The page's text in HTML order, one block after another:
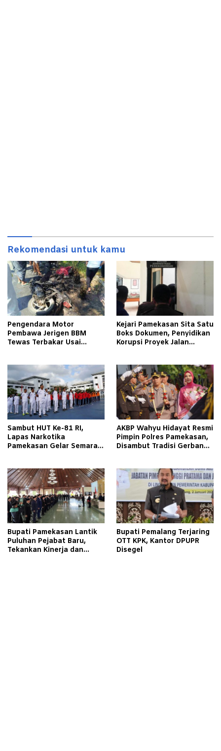
Rekomendasi untuk kamu
Pengendara Motor
Pembawa Jerigen BBM
Tewas Terbakar Usai
Pamekasan
Kejari Pamekasan Sita Satu
Boks Dokumen, Penyidikan
Korupsi Proyek Jalan
Sambut HUT Ke-81 RI,
Lapas Narkotika
Pamekasan Gelar Semarak
AKBP Wahyu Hidayat Resmi
Pimpin Polres Pamekasan,
Disambut Tradisi Gerbang
Bupati Pamekasan Lantik
Puluhan Pejabat Baru,
Tekankan Kinerja dan
Bupati Pemalang Terjaring
OTT KPK, Kantor DPUPR
Disegel